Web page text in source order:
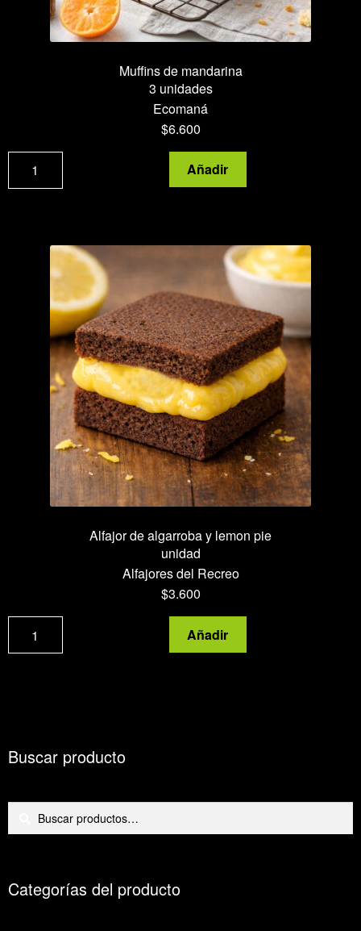
Muffins de mandarina
3 unidades
Ecomaná
$6.600
Muffins
de
Añadir
Alfajor de algarroba y lemon pie
unidad
Alfajores del Recreo
$3.600
Alfajor
de
Añadir
Buscar producto
Buscar
Buscar
Categorías del producto